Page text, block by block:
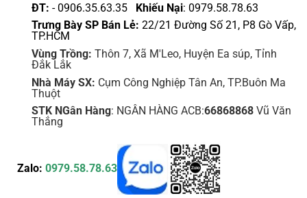
phẩm
phẩm
ĐT: - 0906.35.63.35 Khiếu Nại: 0979.58.78.63
Trưng Bày SP Bán Lẻ: 22/21 Đường Số 21, P8 Gò Vấp,
TP.HCM
Vùng Trồng: Thôn 7, Xã M'Leo, Huyện Ea súp, Tỉnh
Đắk Lắk
Nhà Máy SX: Cụm Công Nghiệp Tân An, TP.Buôn Ma
Thuột
STK NGân Hàng: NGÂN HÀNG ACB:66868868Vũ Văn
Thắng
Zalo: 0979.58.78.63